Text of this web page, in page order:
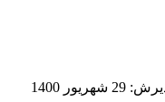
: 29 شهریور 1400